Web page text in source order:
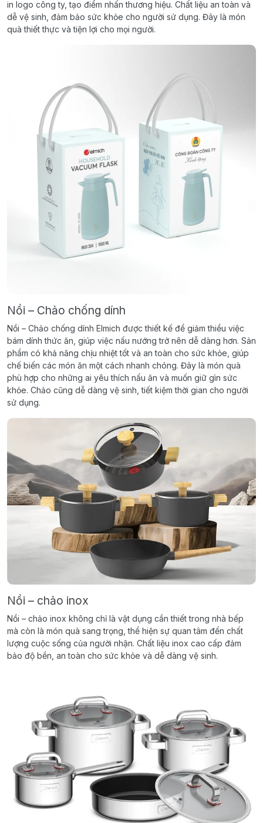
in logo công ty, tạo điểm nhấn thương hiệu. Chất liệu an toàn và
dễ vệ sinh, đảm bảo sức khỏe cho người sử dụng. Đây là món
quà thiết thực và tiện lợi cho mọi người.
Nồi – Chảo chống dính
Nồi – Chảo chống dính Elmich được thiết kế để giảm thiểu việc
bám dính thức ăn, giúp việc nấu nướng trở nên dễ dàng hơn. Sản
phẩm có khả năng chịu nhiệt tốt và an toàn cho sức khỏe, giúp
chế biến các món ăn một cách nhanh chóng. Đây là món quà
phù hợp cho những ai yêu thích nấu ăn và muốn giữ gìn sức
khỏe. Chảo cũng dễ dàng vệ sinh, tiết kiệm thời gian cho người
sử dụng.
Nồi – chảo inox
Nồi – chảo inox không chỉ là vật dụng cần thiết trong nhà bếp
mà còn là món quà sang trọng, thể hiện sự quan tâm đến chất
lượng cuộc sống của người nhận. Chất liệu inox cao cấp đảm
bảo độ bền, an toàn cho sức khỏe và dễ dàng vệ sinh.